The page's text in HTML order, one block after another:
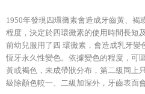
1950年發現四環黴素會造成牙齒黃、褐
程度，決定於四環黴素的使用時間長短
前幼兒服用了四 環黴素，會造成乳牙變
恆牙永久性變色。依據變色的程度，可
黃或褐色，未成帶狀分布，第二級同上
級除顏色較一、二級加深外，牙齒表面